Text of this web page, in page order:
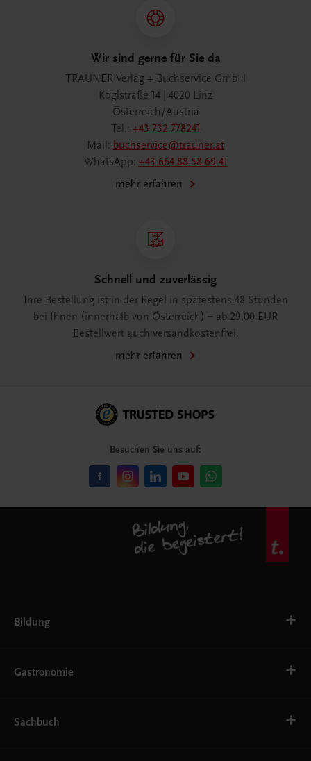
Wir sind gerne für Sie da
TRAUNER Verlag + Buchservice GmbH
Köglstraße 14 | 4020 Linz
Österreich/Austria
Tel.: +43 732 778241
Mail: buchservice@trauner.at
WhatsApp: +43 664 88 58 69 41
mehr erfahren
Schnell und zuverlässig
Ihre Bestellung ist in der Regel in spätestens 48 Stunden
bei Ihnen (innerhalb von Österreich) – ab 29,00 EUR
Bestellwert auch versandkostenfrei.
mehr erfahren
Besuchen Sie uns auf:
Bildung
AHS
EWF/ZWF
FW
Gastronomie
Getränke
Sachbuch